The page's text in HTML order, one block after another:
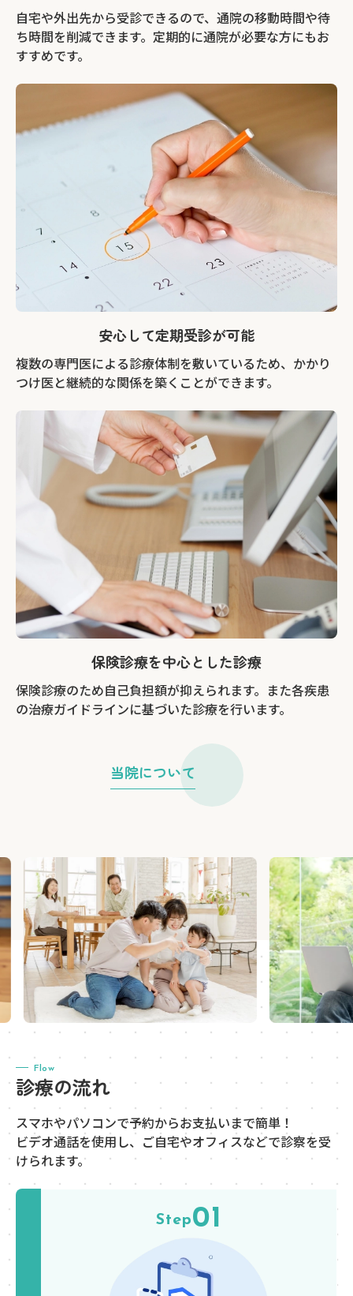
自宅や外出先から受診できるので、通院の移動時間や待
ち時間を削減できます。定期的に通院が必要な方にもお
すすめです。
安心して定期受診が可能
複数の専門医による診療体制を敷いているため、かかり
つけ医と継続的な関係を築くことができます。
保険診療を中心とした診療
保険診療のため自己負担額が抑えられます。また各疾患
の治療ガイドラインに基づいた診療を行います。
当院について
Flow
診療の流れ
スマホやパソコンで予約からお支払いまで簡単！
ビデオ通話を使用し、ご自宅やオフィスなどで診察を受
けられます。
Step01